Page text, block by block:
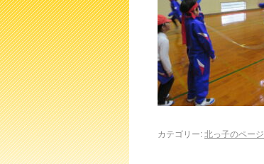
カテゴリー:北っ子のページ